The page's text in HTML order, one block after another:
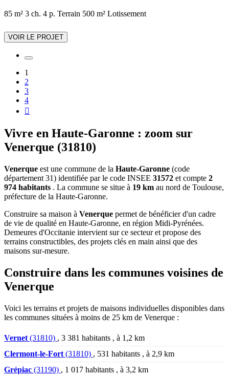
85 m² 3 ch. 4 p. Terrain 500 m² Lotissement
VOIR LE PROJET
1
2
3
4

Vivre en Haute-Garonne : zoom sur
Venerque (31810)
Venerque est une commune de la Haute-Garonne (code
département 31) identifiée par le code INSEE 31572 et compte 2
974 habitants . La commune se situe à 19 km au nord de Toulouse,
préfecture de la Haute-Garonne.
Construire sa maison à Venerque permet de bénéficier d'un cadre
de vie de qualité en Haute-Garonne, en région Midi-Pyrénées.
Demeures d'Occitanie intervient sur ce secteur et propose des
terrains constructibles, des projets clés en main ainsi que des
maisons sur-mesure.
Construire dans les communes voisines de
Venerque
Voici les terrains et projets de maisons individuelles disponibles dans
les communes situées à moins de 25 km de Venerque :
Vernet (31810) , 3 381 habitants , à 1,2 km
Clermont-le-Fort (31810) , 531 habitants , à 2,9 km
Grépiac (31190) , 1 017 habitants , à 3,2 km